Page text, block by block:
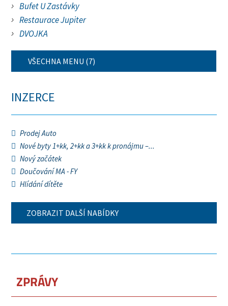
Bufet U Zastávky
Restaurace Jupiter
DVOJKA
VŠECHNA MENU (7)
INZERCE
Prodej Auto
Nové byty 1+kk, 2+kk a 3+kk k pronájmu –...
Nový začátek
Doučování MA - FY
Hlídání dítěte
ZOBRAZIT DALŠÍ NABÍDKY
ZPRÁVY